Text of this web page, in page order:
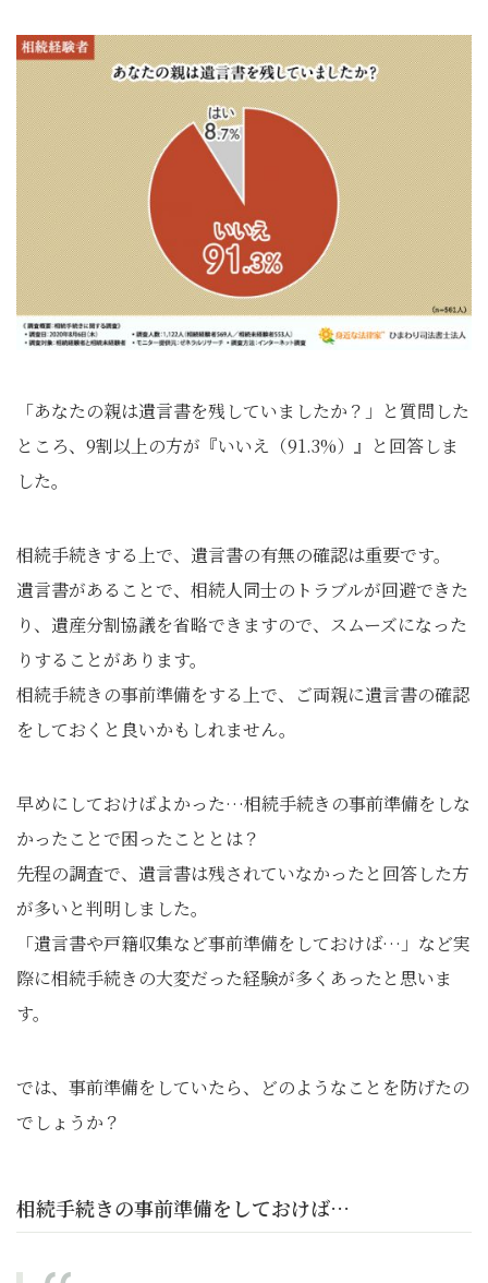
「あなたの親は遺言書を残していましたか？」と質問した
ところ、9割以上の方が『いいえ（91.3%）』と回答しま
した。
相続手続きする上で、遺言書の有無の確認は重要です。
遺言書があることで、相続人同士のトラブルが回避できた
り、遺産分割協議を省略できますので、スムーズになった
りすることがあります。
相続手続きの事前準備をする上で、ご両親に遺言書の確認
をしておくと良いかもしれません。
早めにしておけばよかった…相続手続きの事前準備をしな
かったことで困ったこととは？
先程の調査で、遺言書は残されていなかったと回答した方
が多いと判明しました。
「遺言書や戸籍収集など事前準備をしておけば…」など実
際に相続手続きの大変だった経験が多くあったと思いま
す。
では、事前準備をしていたら、どのようなことを防げたの
でしょうか？
相続手続きの事前準備をしておけば…